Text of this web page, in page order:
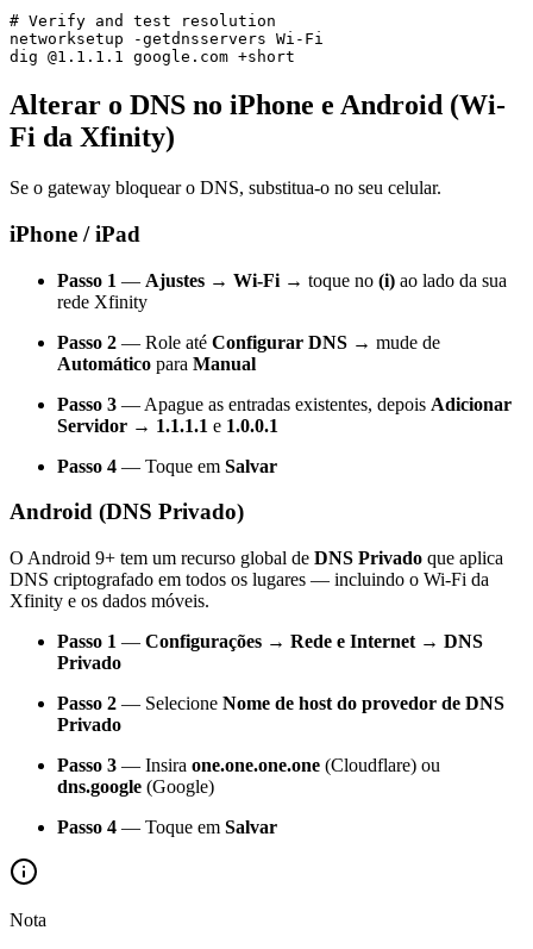
# Verify and test resolution
networksetup -getdnsservers Wi-Fi
dig @1.1.1.1 google.com +short
Alterar o DNS no iPhone e Android (Wi-
Fi da Xfinity)
Se o gateway bloquear o DNS, substitua-o no seu celular.
iPhone / iPad
Passo 1 — Ajustes → Wi-Fi → toque no (i) ao lado da sua
rede Xfinity
Passo 2 — Role até Configurar DNS → mude de
Automático para Manual
Passo 3 — Apague as entradas existentes, depois Adicionar
Servidor → 1.1.1.1 e 1.0.0.1
Passo 4 — Toque em Salvar
Android (DNS Privado)
O Android 9+ tem um recurso global de DNS Privado que aplica
DNS criptografado em todos os lugares — incluindo o Wi-Fi da
Xfinity e os dados móveis.
Passo 1 — Configurações → Rede e Internet → DNS
Privado
Passo 2 — Selecione Nome de host do provedor de DNS
Privado
Passo 3 — Insira one.one.one.one (Cloudflare) ou
dns.google (Google)
Passo 4 — Toque em Salvar
Nota